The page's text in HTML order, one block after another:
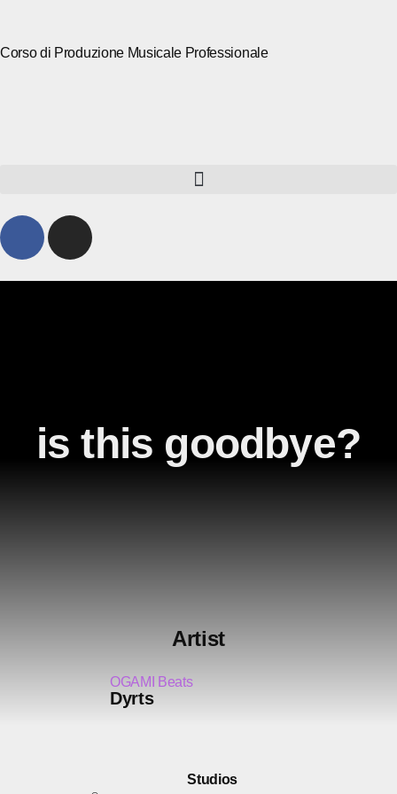
Corso di Produzione Musicale Professionale
is this goodbye?
Artist
OGAMI Beats
Dyrts
Studios